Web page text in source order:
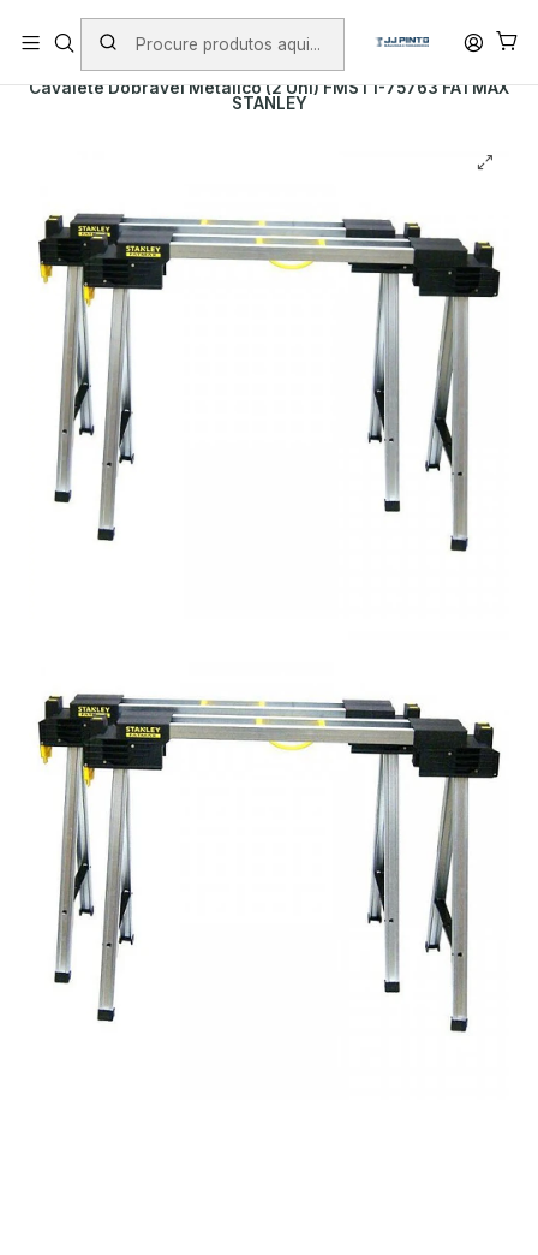
PORTES INCLUÍDOS EM ENCOMENDAS +75€ (excepto ilhas)
Início Envio
Envio imediato
Cavalete Dobrável Metalico (2 Uni) FMST1-75763 FATMAX
STANLEY